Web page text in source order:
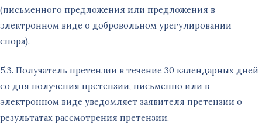
(письменного предложения или предложения в
электронном виде о добровольном урегулировании
спора).
5.3. Получатель претензии в течение 30 календарных дней
со дня получения претензии, письменно или в
электронном виде уведомляет заявителя претензии о
результатах рассмотрения претензии.